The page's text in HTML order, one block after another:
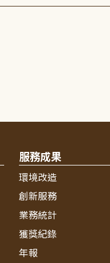
服務成果
環境改造
創新服務
業務統計
獲獎紀錄
年報